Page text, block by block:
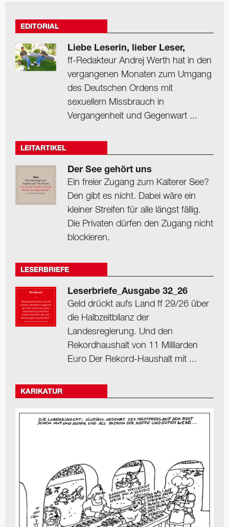
EDITORIAL
Liebe Leserin, lieber Leser,
ff-Redakteur Andrej Werth hat in den
vergangenen Monaten zum Umgang
des Deutschen Ordens mit
sexuellem Missbrauch in
Vergangenheit und Gegenwart ...
LEITARTIKEL
Der See gehört uns
Ein freier Zugang zum Kalterer See?
Den gibt es nicht. Dabei wäre ein
kleiner Streifen für alle längst fällig.
Die Privaten dürfen den Zugang nicht
blockieren.
LESERBRIEFE
Leserbriefe_Ausgabe 32_26
Geld drückt aufs Land ff 29/26 über
die Halbzeitbilanz der
Landesregierung. Und den
Rekordhaushalt von 11 Milliarden
Euro Der Rekord-Haushalt mit ...
KARIKATUR